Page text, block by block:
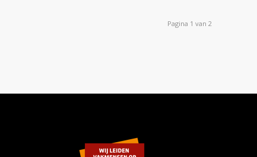
Pagina 1 van 2